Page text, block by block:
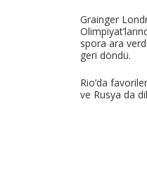
Grainger
spora ara
geri döndü.
Rio’da
ve Rusya da